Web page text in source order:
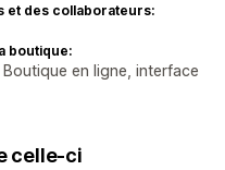
et des collaborateurs:
boutique:
en ligne, interface
celle-ci